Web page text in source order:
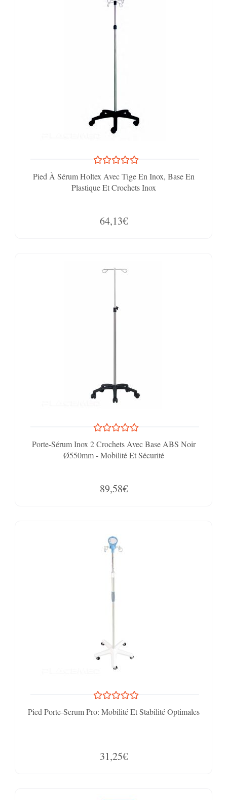
Pied À Sérum Holtex Avec Tige En Inox, Base En
Plastique Et Crochets Inox
64,13€
Porte-Sérum Inox 2 Crochets Avec Base ABS Noir
Ø550mm - Mobilité Et Sécurité
89,58€
Pied Porte-Serum Pro: Mobilité Et Stabilité Optimales
31,25€